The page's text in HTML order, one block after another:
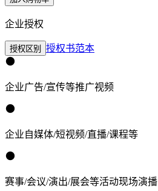
企业授权
授权区别 授权书范本
企业广告/宣传等推广视频
企业自媒体/短视频/直播/课程等
赛事/会议/演出/展会等活动现场演播